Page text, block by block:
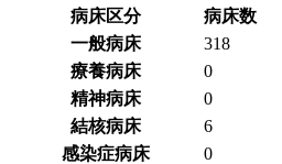
病床区分
病床数
一般病床
318
療養病床
0
精神病床
0
結核病床
6
感染症病床
0